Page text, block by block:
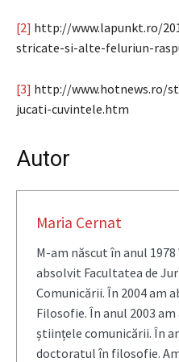
[2] http://www.lapunkt.ro/
stricate-si-alte-feluriun-
[3] http://www.hotnews.ro/
jucati-cuvintele.htm
Autor
Maria Cernat
M-am născut în anul 1978
absolvit Facultatea de
Comunicării. În 2004 am
Filosofie. În anul 2003
științele comunicării. În
doctoratul în filosofie.